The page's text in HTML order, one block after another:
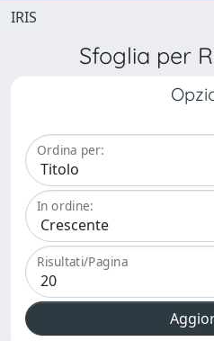
IRIS
Sfoglia per
Ordina per:
In ordine:
Risultati/Pagina